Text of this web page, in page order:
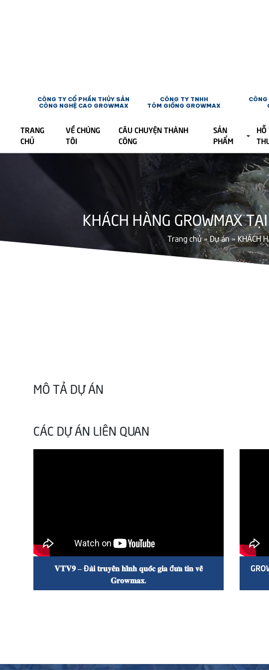
CÔNG TY CỔ PHẦN THỦY SẢN
CÔNG NGHỆ CAO GROWMAX
CÔNG TY TNHH
TÔM GIỐNG GROWMAX
TRANG
CHỦ
VỀ CHÚNG
TÔI
CÂU CHUYỆN THÀNH
CÔNG
SẢN
PHẨM
HỖ
KHÁCH HÀNG GROWMAX
Trang chủ»Dự án» KHÁCH
MÔ TẢ DỰ ÁN
CÁC DỰ ÁN LIÊN QUAN
𝐕𝐓𝐕𝟗 – Đ𝐚̀𝐢 𝐭𝐫𝐮𝐲𝐞̂̀𝐧 𝐡𝐢̀𝐧𝐡 𝐪𝐮𝐨̂́𝐜 𝐠𝐢𝐚 đ𝐮̛𝐚 𝐭𝐢𝐧 𝐯𝐞̂̀
𝐆𝐫𝐨𝐰𝐦𝐚𝐱.